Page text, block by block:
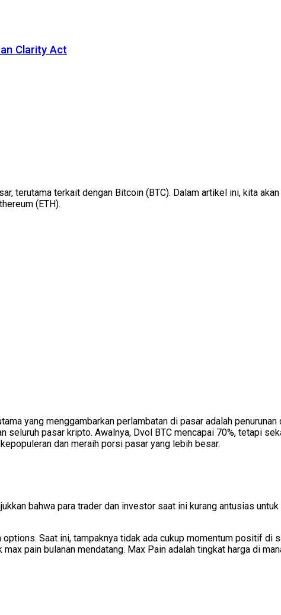
Clarity Act
terutama terkait dengan Bitcoin (BTC). Dalam artikel ini, kita
(ETH).
yang menggambarkan perlambatan di pasar adalah
pasar kripto. Awalnya, Dvol BTC mencapai 70%, tetapi
dan meraih porsi pasar yang lebih besar.
bahwa para trader dan investor saat ini kurang antusias
Saat ini, tampaknya tidak ada cukup momentum positif di
pain bulanan mendatang. Max Pain adalah tingkat harga di